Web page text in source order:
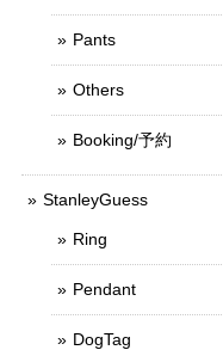
Pants
Others
Booking/予約
StanleyGuess
Ring
Pendant
DogTag